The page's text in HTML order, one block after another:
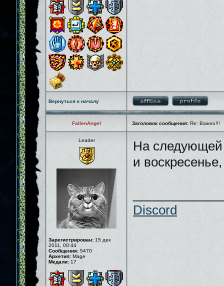
Вернуться к началу
FallenAngel Заголовок сообщения: Re: Важно!!!
Leader
Зарегистрирован: 15 дек
2011, 00:44
Сообщения: 5470
Архетип: Mage
Медали: 17
На следующей
и
Discord